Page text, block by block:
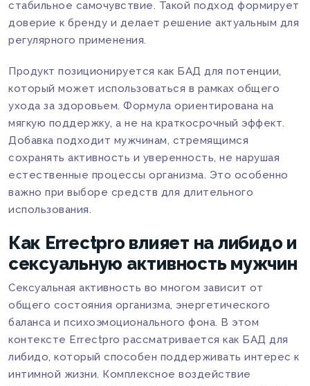
стабильное самочувствие. Такой подход формирует
доверие к бренду и делает решение актуальным для
регулярного применения.
Продукт позиционируется как БАД для потенции,
который может использоваться в рамках общего
ухода за здоровьем. Формула ориентирована на
мягкую поддержку, а не на краткосрочный эффект.
Добавка подходит мужчинам, стремящимся
сохранять активность и уверенность, не нарушая
естественные процессы организма. Это особенно
важно при выборе средств для длительного
использования.
Как Errectpro влияет на либидо и
сексуальную активность мужчин
Сексуальная активность во многом зависит от
общего состояния организма, энергетического
баланса и психоэмоционального фона. В этом
контексте Errectpro рассматривается как БАД для
либидо, который способен поддерживать интерес к
интимной жизни. Комплексное воздействие